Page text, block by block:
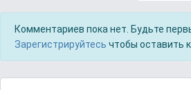
Комментариев пока нет. Будьте
Зарегистрируйтесь чтобы оставить